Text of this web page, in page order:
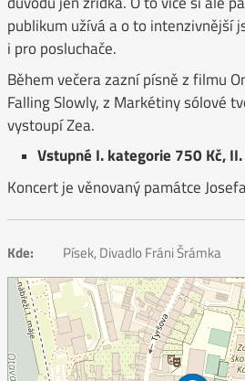
publikum užívá a o to intenzivnější
i pro posluchače.
Během večera zazní písně z filmu
Falling Slowly, z Markétiny sólové
vystoupí Zea.
Vstupné I. kategorie 750 Kč,
Koncert je věnovaný památce
Kde: Písek, Divadlo Fráni Šrámka